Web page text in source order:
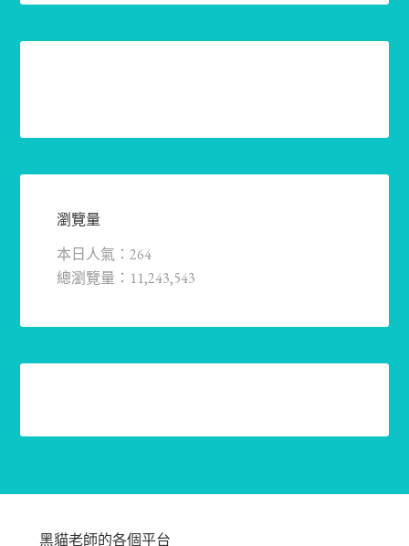
瀏覽量
本日人氣：264
總瀏覽量：11,243,543
黑貓老師的各個平台